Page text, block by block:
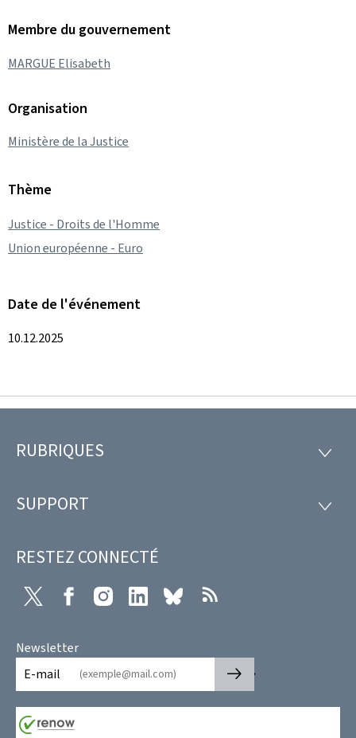
Membre du gouvernement
MARGUE Elisabeth
Organisation
Ministère de la Justice
Thème
Justice - Droits de l'Homme
Union européenne - Euro
Date de l'événement
10.12.2025
Pied
page
RUBRIQUES
SUPPORT
RESTEZ CONNECTÉ
FacebookInstagramLinkedIn Bluesky
Newsletter
E-mail
🡒